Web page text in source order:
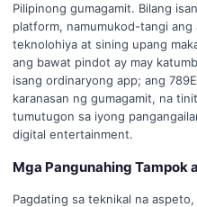
Pilipinong gumagamit. Bilang
platform, namumukod-tangi ang
teknolohiya at sining upang
ang bawat pindot ay may
isang ordinaryong app; ang
karanasan ng gumagamit, na
tumutugon sa iyong
digital entertainment.
Mga Pangunahing Tampok
Pagdating sa teknikal na